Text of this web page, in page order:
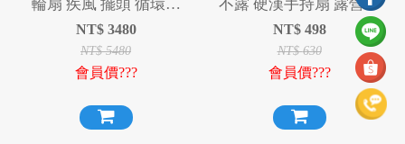
輪扇 疾風 擺頭 循環扇
露營 渦輪扇 風扇【贈收
納袋】
NT$ 3480
NT$5480
會員價???
不露 硬漢手持扇 露營風
扇 充電風扇 風扇 手持風
扇
NT$ 498
NT$630
會員價???